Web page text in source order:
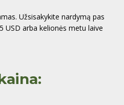
Užsisakykite nardymą pas
USD arba kelionės metu laive